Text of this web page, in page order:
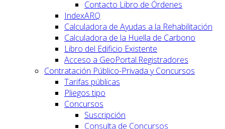
Contacto Libro de Órdenes
IndexARQ
Calculadora de Ayudas a la Rehabilitación
Calculadora de la Huella de Carbono
Libro del Edificio Existente
Acceso a GeoPortal.Registradores
Contratación Público-Privada y Concursos
Tarifas públicas
Pliegos tipo
Concursos
Suscripción
Consulta de Concursos